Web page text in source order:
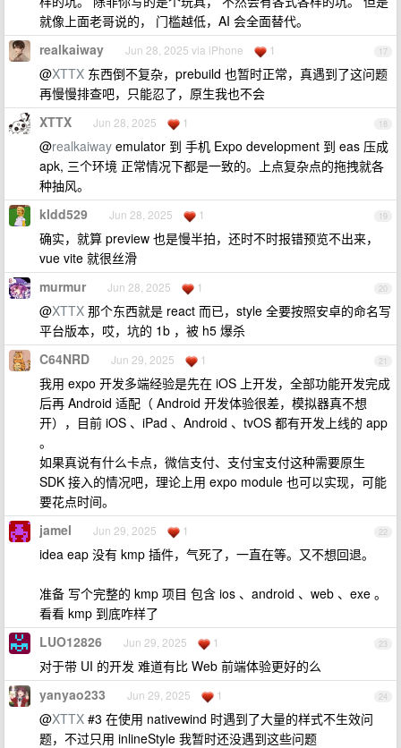
就像上面老哥说的， 门槛越低，AI 会全面替代。
17
realkaiway Jun 28, 2025 via iPhone 1
@XTTX 东西倒不复杂，prebuild 也暂时正常，真遇到了这问题
再慢慢排查吧，只能忍了，原生我也不会
18
XTTX Jun 28, 2025 1
@realkaiway emulator 到 手机 Expo development 到 eas 压成
apk, 三个环境 正常情况下都是一致的。上点复杂点的拖拽就各
种抽风。
19
kldd529 Jun 28, 2025 1
确实，就算 preview 也是慢半拍，还时不时报错预览不出来，
vue vite 就很丝滑
20
murmur Jun 28, 2025 1
@XTTX 那个东西就是 react 而已，style 全要按照安卓的命名写
平台版本，哎，坑的 1b ，被 h5 爆杀
21
C64NRD Jun 29, 2025 1
我用 expo 开发多端经验是先在 iOS 上开发，全部功能开发完成
后再 Android 适配（ Android 开发体验很差，模拟器真不想
开），目前 iOS 、iPad 、Android 、tvOS 都有开发上线的 app
。
如果真说有什么卡点，微信支付、支付宝支付这种需要原生
SDK 接入的情况吧，理论上用 expo module 也可以实现，可能
要花点时间。
22
jamel Jun 29, 2025 1
idea eap 没有 kmp 插件，气死了，一直在等。又不想回退。
准备 写个完整的 kmp 项目 包含 ios 、android 、web 、exe 。
看看 kmp 到底咋样了
23
LUO12826 Jun 29, 2025 1
对于带 UI 的开发 难道有比 Web 前端体验更好的么
24
yanyao233 Jun 29, 2025 1
@XTTX #3 在使用 nativewind 时遇到了大量的样式不生效问
题，不过只用 inlineStyle 我暂时还没遇到这些问题